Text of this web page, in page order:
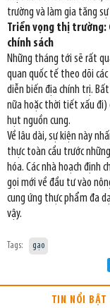
trường và làm gia tăng sự
Triển vọng thị trường:
chính sách
Những tháng tới sẽ rất
quan quốc tế theo dõi
diễn biến địa chính trị.
nữa hoặc thời tiết xấu
hụt nguồn cung.
Về lâu dài, sự kiện này
thực toàn cầu trước
hóa. Các nhà hoạch định
gọi mới về đầu tư vào
cung ứng thực phẩm đa
vậy.
Tags: gạo
TIN NỔI BẬT